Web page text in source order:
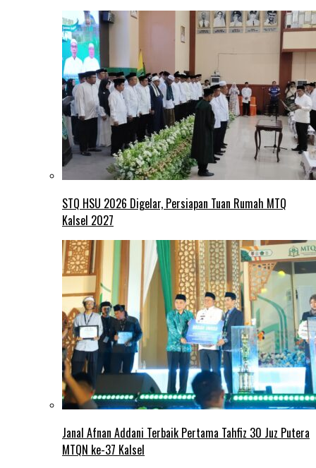
STQ HSU 2026 Digelar, Persiapan Tuan Rumah MTQ
Kalsel 2027
Janal Afnan Addani Terbaik Pertama Tahfiz 30 Juz Putera
MTQN ke-37 Kalsel